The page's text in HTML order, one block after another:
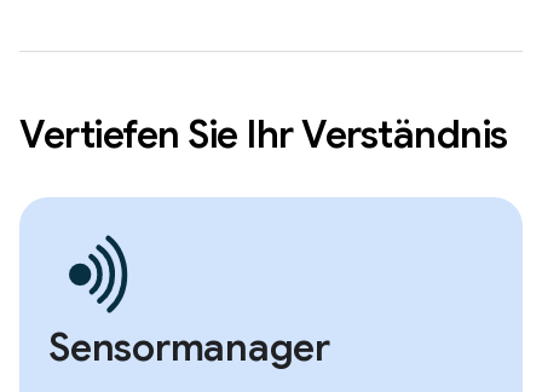
Vertiefen Sie Ihr Verständnis
Sensormanager